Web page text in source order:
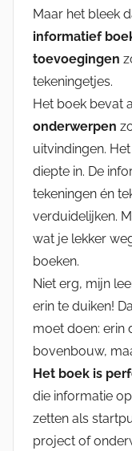
Maar het bleek
informatief
toevoegingen
tekeningetjes.
Het boek bevat
onderwerpen
uitvindingen.
diepte in. De
tekeningen én
verduidelijken.
wat je lekker
boeken.
Niet erg, mijn
erin te duiken!
moet doen: erin
bovenbouw,
Het boek is
die informatie
zetten als
project of